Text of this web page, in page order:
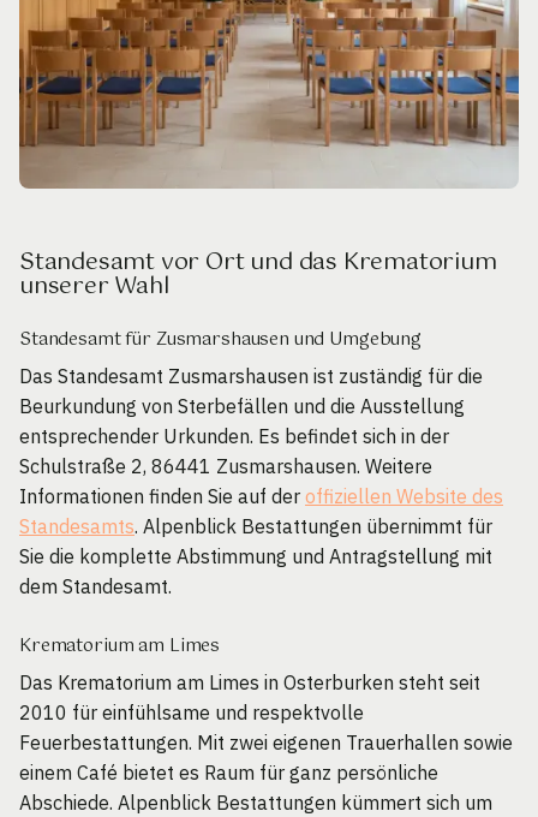
Standesamt vor Ort und das Krematorium
unserer Wahl
Standesamt für Zusmarshausen und Umgebung
Das Standesamt Zusmarshausen ist zuständig für die
Beurkundung von Sterbefällen und die Ausstellung
entsprechender Urkunden. Es befindet sich in der
Schulstraße 2, 86441 Zusmarshausen. Weitere
Informationen finden Sie auf der offiziellen Website des
Standesamts. Alpenblick Bestattungen übernimmt für
Sie die komplette Abstimmung und Antragstellung mit
dem Standesamt.
Krematorium am Limes
Das Krematorium am Limes in Osterburken steht seit
2010 für einfühlsame und respektvolle
Feuerbestattungen. Mit zwei eigenen Trauerhallen sowie
einem Café bietet es Raum für ganz persönliche
Abschiede. Alpenblick Bestattungen kümmert sich um